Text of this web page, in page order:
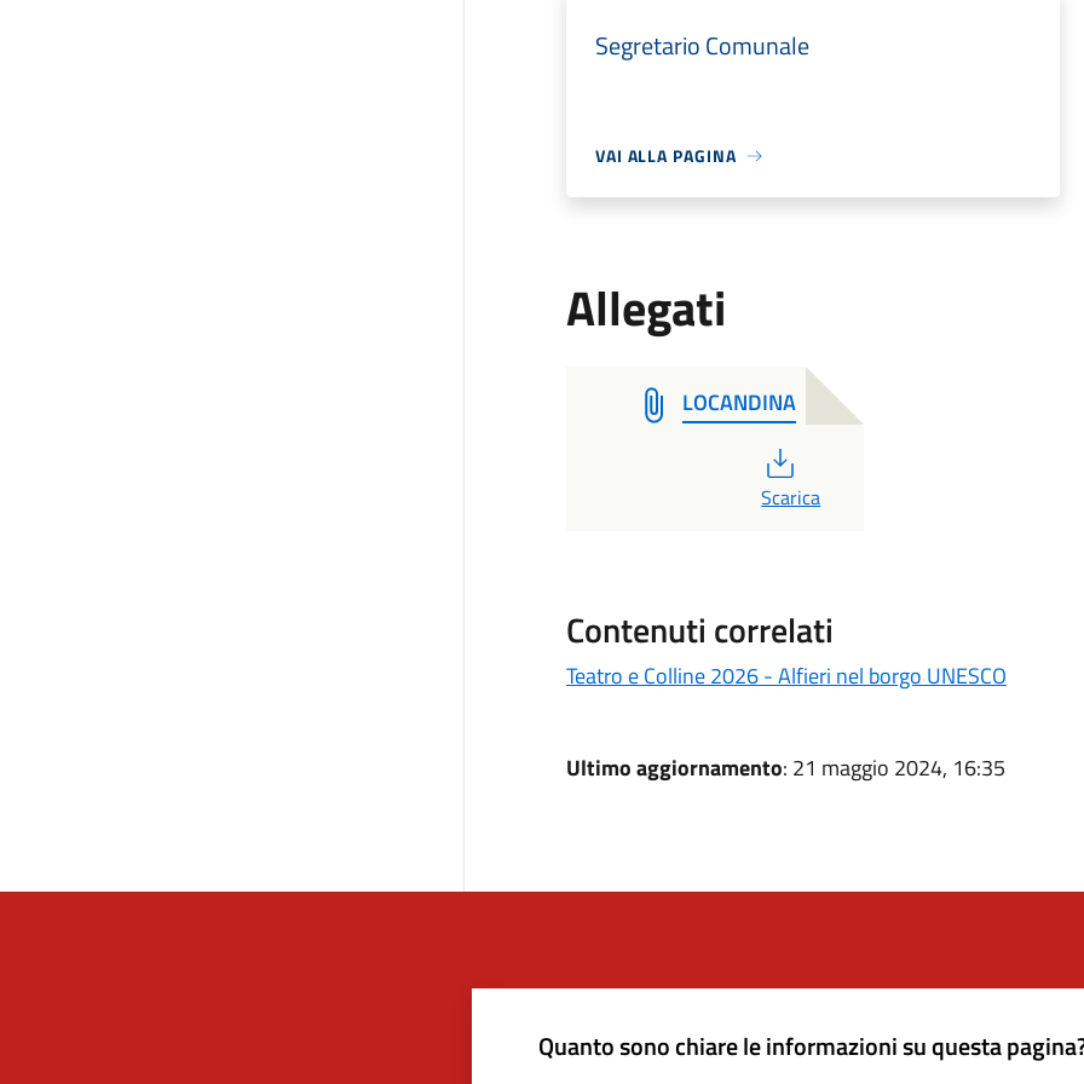
Segretario Comunale
VAI ALLA PAGINA
Allegati
LOCANDINA
PDF
Scarica
Contenuti correlati
Teatro e Colline 2026 - Alfieri nel borgo UNESCO
Ultimo aggiornamento: 21 maggio 2024, 16:35
Quanto sono chiare le informazioni su questa